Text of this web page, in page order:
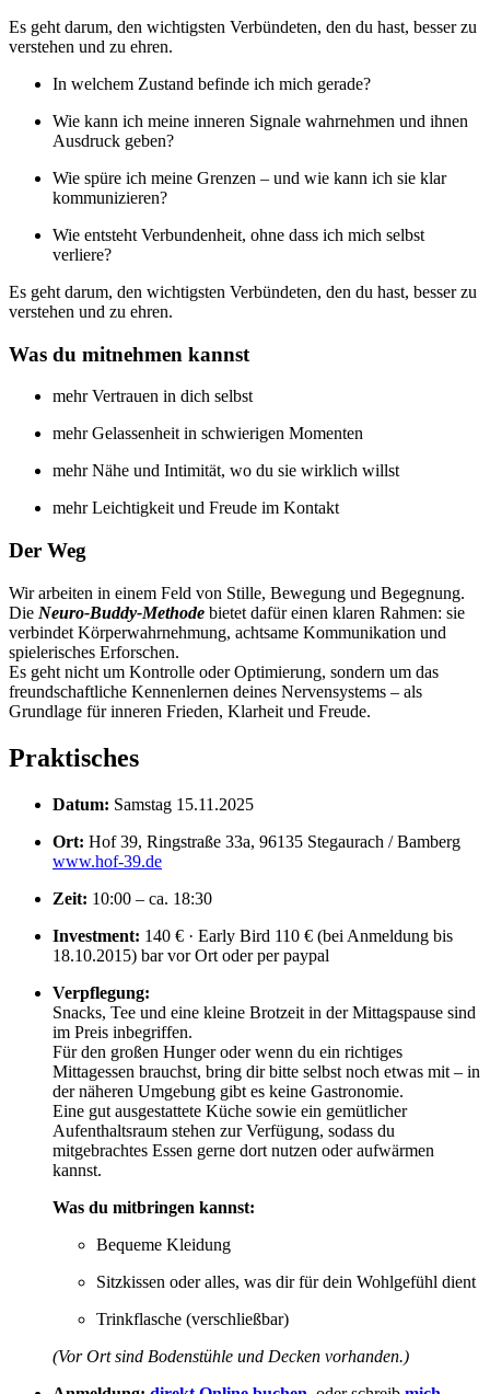
Es geht darum, den wichtigsten Verbündeten, den du hast, besser zu
verstehen und zu ehren.
In welchem Zustand befinde ich mich gerade?
Wie kann ich meine inneren Signale wahrnehmen und ihnen
Ausdruck geben?
Wie spüre ich meine Grenzen – und wie kann ich sie klar
kommunizieren?
Wie entsteht Verbundenheit, ohne dass ich mich selbst
verliere?
Es geht darum, den wichtigsten Verbündeten, den du hast, besser zu
verstehen und zu ehren.
Was du mitnehmen kannst
mehr Vertrauen in dich selbst
mehr Gelassenheit in schwierigen Momenten
mehr Nähe und Intimität, wo du sie wirklich willst
mehr Leichtigkeit und Freude im Kontakt
Der Weg
Wir arbeiten in einem Feld von Stille, Bewegung und Begegnung.
Die Neuro-Buddy-Methode bietet dafür einen klaren Rahmen: sie
verbindet Körperwahrnehmung, achtsame Kommunikation und
spielerisches Erforschen.
Es geht nicht um Kontrolle oder Optimierung, sondern um das
freundschaftliche Kennenlernen deines Nervensystems – als
Grundlage für inneren Frieden, Klarheit und Freude.
Praktisches
Datum: Samstag 15.11.2025
Ort: Hof 39, Ringstraße 33a, 96135 Stegaurach / Bamberg
www.hof-39.de
Zeit: 10:00 – ca. 18:30
Investment: 140 € · Early Bird 110 € (bei Anmeldung bis
18.10.2015) bar vor Ort oder per paypal
Verpflegung:
Snacks, Tee und eine kleine Brotzeit in der Mittagspause sind
im Preis inbegriffen.
Für den großen Hunger oder wenn du ein richtiges
Mittagessen brauchst, bring dir bitte selbst noch etwas mit – in
der näheren Umgebung gibt es keine Gastronomie.
Eine gut ausgestattete Küche sowie ein gemütlicher
Aufenthaltsraum stehen zur Verfügung, sodass du
mitgebrachtes Essen gerne dort nutzen oder aufwärmen
kannst.
Was du mitbringen kannst:
Bequeme Kleidung
Sitzkissen oder alles, was dir für dein Wohlgefühl dient
Trinkflasche (verschließbar)
(Vor Ort sind Bodenstühle und Decken vorhanden.)